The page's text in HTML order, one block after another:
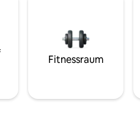
Fitnessraum